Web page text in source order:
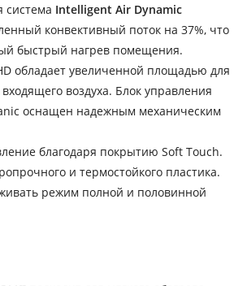
система Intelligent Air Dynamic
конвективный поток на 37%, что
быстрый нагрев помещения.
обладает увеличенной площадью для
воздуха. Блок управления
оснащен надежным механическим
благодаря покрытию Soft Touch.
и термостойкого пластика.
режим полной и половинной